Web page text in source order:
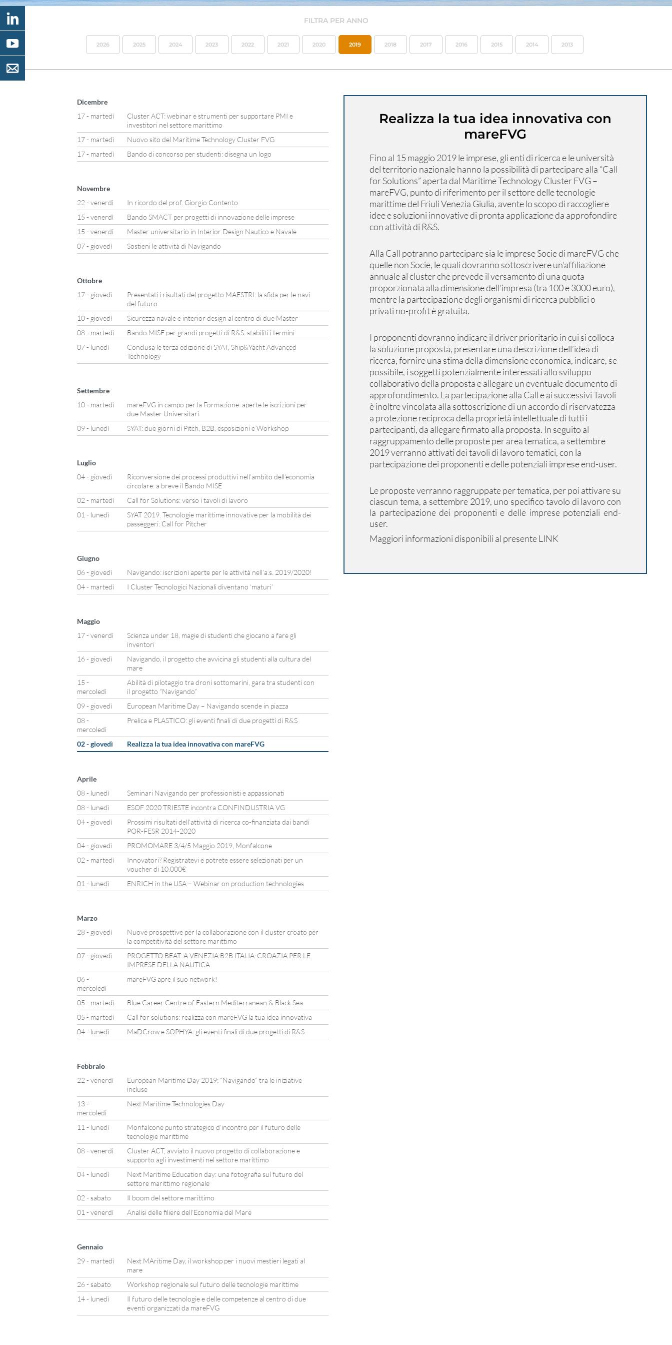
FILTRA PER ANNO
2026 2025 2024 2023 2022 2021 2020 2019 2018 2017 2016 2015 2014 2013
Dicembre
17 - martedì
Cluster ACT: webinar e strumenti per supportare PMI e
investitori nel settore marittimo
17 - martedì
Nuovo sito del Maritime Technology Cluster FVG
17 - martedì
Bando di concorso per studenti: disegna un logo
Novembre
22 - venerdì
In ricordo del prof. Giorgio Contento
15 - venerdì
Bando SMACT per progetti di innovazione delle imprese
15 - venerdì
Master universitario in Interior Design Nautico e Navale
07 - giovedì
Sostieni le attività di Navigando
Ottobre
17 - giovedì
Presentati i risultati del progetto MAESTRI: la sfida per le navi
del futuro
10 - giovedì
Sicurezza navale e interior design al centro di due Master
08 - martedì
Bando MISE per grandi progetti di R&S: stabiliti i termini
07 - lunedì
Conclusa le terza edizione di SYAT, Ship&Yacht Advanced
Technology
Settembre
10 - martedì
mareFVG in campo per la Formazione: aperte le iscrizioni per
due Master Universitari
09 - lunedì
SYAT: due giorni di Pitch, B2B, esposizioni e Workshop
Luglio
04 - giovedì
Riconversione dei processi produttivi nell’ambito dell’economia
circolare: a breve il Bando MISE
02 - martedì
Call for Solutions: verso i tavoli di lavoro
01 - lunedì
SYAT 2019. Tecnologie marittime innovative per la mobilità dei
passeggeri: Call for Pitcher
Giugno
06 - giovedì
Navigando: iscrizioni aperte per le attività nell’a.s. 2019/2020!
04 - martedì
I Cluster Tecnologici Nazionali diventano ‘maturi’
Maggio
17 - venerdì
Scienza under 18, magie di studenti che giocano a fare gli
inventori
16 - giovedì
Navigando, il progetto che avvicina gli studenti alla cultura del
mare
15 -
mercoledì
Abilità di pilotaggio tra droni sottomarini, gara tra studenti con
il progetto “Navigando”
09 - giovedì
European Maritime Day – Navigando scende in piazza
08 -
mercoledì
Prelica e PLASTICO: gli eventi finali di due progetti di R&S
02 - giovedì Realizza la tua idea innovativa con mareFVG
Aprile
08 - lunedì
Seminari Navigando per professionisti e appassionati
08 - lunedì
ESOF 2020 TRIESTE incontra CONFINDUSTRIA VG
04 - giovedì
Prossimi risultati dell’attività di ricerca co-finanziata dai bandi
POR-FESR 2014-2020
04 - giovedì
PROMOMARE 3/4/5 Maggio 2019, Monfalcone
02 - martedì
Innovatori? Registratevi e potrete essere selezionati per un
voucher di 10.000€
01 - lunedì
ENRICH in the USA – Webinar on production technologies
Marzo
28 - giovedì
Nuove prospettive per la collaborazione con il cluster croato per
la competitività del settore marittimo
07 - giovedì
PROGETTO BEAT: A VENEZIA B2B ITALIA-CROAZIA PER LE
IMPRESE DELLA NAUTICA
06 -
mercoledì
mareFVG apre il suo network!
05 - martedì
Blue Career Centre of Eastern Mediterranean & Black Sea
05 - martedì
Call for solutions: realizza con mareFVG la tua idea innovativa
04 - lunedì
MaDCrow e SOPHYA: gli eventi finali di due progetti di R&S
Febbraio
22 - venerdì
European Maritime Day 2019: “Navigando” tra le iniziative
incluse
13 -
mercoledì
Next Maritime Technologies Day
11 - lunedì
Monfalcone punto strategico d’incontro per il futuro delle
tecnologie marittime
08 - venerdì
Cluster ACT, avviato il nuovo progetto di collaborazione e
supporto agli investimenti nel settore marittimo
04 - lunedì
Next Maritime Education day: una fotografia sul futuro del
settore marittimo regionale
02 - sabato
Il boom del settore marittimo
01 - venerdì
Analisi delle filiere dell’Economia del Mare
Gennaio
29 - martedì
Next MAritime Day, il workshop per i nuovi mestieri legati al
mare
26 - sabato
Workshop regionale sul futuro delle tecnologie marittime
14 - lunedì
Il futuro delle tecnologie e delle competenze al centro di due
eventi organizzati da mareFVG
Realizza la tua idea innovativa con
mareFVG
Fino al 15 maggio 2019 le imprese, gli enti di ricerca e le università
del territorio nazionale hanno la possibilità di partecipare alla “Call
for Solutions” aperta dal Maritime Technology Cluster FVG –
mareFVG, punto di riferimento per il settore delle tecnologie
marittime del Friuli Venezia Giulia, avente lo scopo di raccogliere
idee e soluzioni innovative di pronta applicazione da approfondire
con attività di R&S.
Alla Call potranno partecipare sia le imprese Socie di mareFVG che
quelle non Socie, le quali dovranno sottoscrivere un’affiliazione
annuale al cluster che prevede il versamento di una quota
proporzionata alla dimensione dell’impresa (tra 100 e 3000 euro),
mentre la partecipazione degli organismi di ricerca pubblici o
privati no-profit è gratuita.
I proponenti dovranno indicare il driver prioritario in cui si colloca
la soluzione proposta, presentare una descrizione dell’idea di
ricerca, fornire una stima della dimensione economica, indicare, se
possibile, i soggetti potenzialmente interessati allo sviluppo
collaborativo della proposta e allegare un eventuale documento di
approfondimento. La partecipazione alla Call e ai successivi Tavoli
è inoltre vincolata alla sottoscrizione di un accordo di riservatezza
a protezione reciproca della proprietà intellettuale di tutti i
partecipanti, da allegare firmato alla proposta. In seguito al
raggruppamento delle proposte per area tematica, a settembre
2019 verranno attivati dei tavoli di lavoro tematici, con la
partecipazione dei proponenti e delle potenziali imprese end-user.
Le proposte verranno raggruppate per tematica, per poi attivare su
ciascun tema, a settembre 2019, uno specifico tavolo di lavoro con
la partecipazione dei proponenti e delle imprese potenziali end-
user.
Maggiori informazioni disponibili al presente LINK